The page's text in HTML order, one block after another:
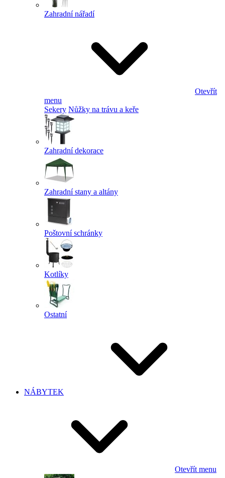
Zahradní nářadí
Otevřít
menu
Sekery Nůžky na trávu a keře
Zahradní dekorace
Zahradní stany a altány
Poštovní schránky
Kotlíky
Ostatní
NÁBYTEK
Otevřít menu